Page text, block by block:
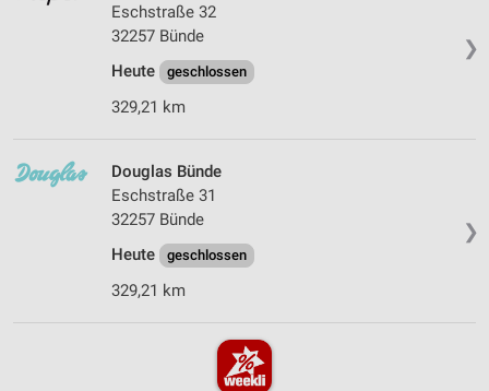
❯
Eschstraße 32
32257 Bünde
Heute
geschlossen
329,21 km
❯
Douglas Bünde
Eschstraße 31
32257 Bünde
Heute
geschlossen
329,21 km